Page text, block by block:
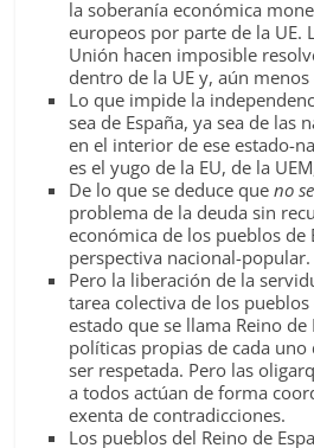
la soberanía económica
europeos por parte de la UE.
Unión hacen imposible
dentro de la UE y, aún
Lo que impide la
sea de España, ya sea de las
en el interior de ese estado-
es el yugo de la EU, de la
De lo que se deduce queno
problema de la deuda sin
económica de los pueblos de
perspectiva nacional-popular.
Pero la liberación de la
tarea colectiva de los
estado que se llama Reino de
políticas propias de cada
ser respetada. Pero las
a todos actúan de forma
exenta de contradicciones.
Los pueblos del Reino de